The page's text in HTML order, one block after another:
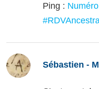
Ping :
Sébastien -